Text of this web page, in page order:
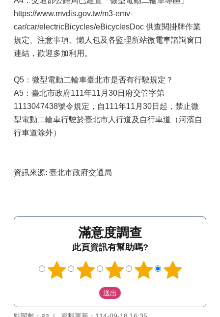
https://www.mvdis.gov.tw/m3-emv-
car/car/electricBicycles/eBicyclesDoc 供查閱掛牌作業
規定、注意事項、懶人包及各監理所站微電車諮詢窗口
連結，歡迎多加利用。
Q5：微型電動二輪車臺北市是否有行駛規定？
A5：臺北市政府111年11月30日府交管字第
1113047438號令規定，自111年11月30日起，禁止微
型電動二輪車行駛於臺北市人行道及自行車道（河濱自
行車道除外）
資訊來源: 臺北市政府交通局
滿意度調查
此頁資訊有幫助嗎?